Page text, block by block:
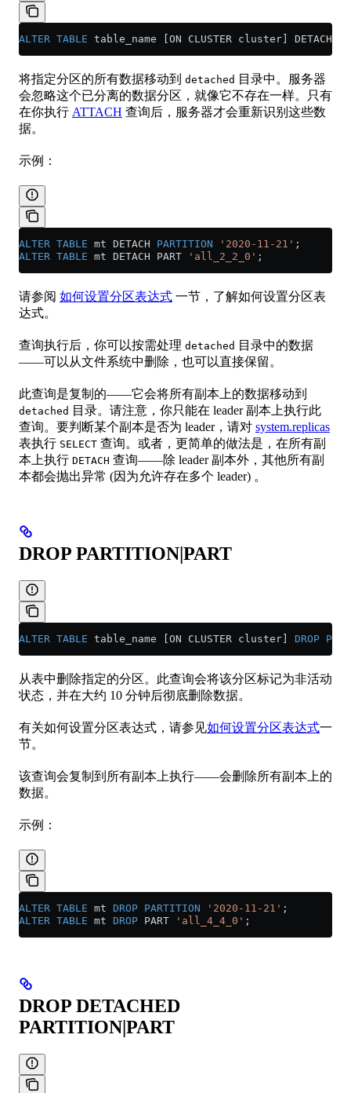
ALTER TABLE table_name [ON CLUSTER cluster] DETACH
将指定分区的所有数据移动到 detached 目录中。服务器
会忽略这个已分离的数据分区，就像它不存在一样。只有
在你执行 ATTACH 查询后，服务器才会重新识别这些数
据。
示例：
ALTER TABLE mt DETACH PARTITION '2020-11-21' ;
ALTER TABLE mt DETACH PART 'all_2_2_0' ;
请参阅 如何设置分区表达式 一节，了解如何设置分区表
达式。
查询执行后，你可以按需处理 detached 目录中的数据
——可以从文件系统中删除，也可以直接保留。
此查询是复制的——它会将所有副本上的数据移动到
detached 目录。请注意，你只能在 leader 副本上执行此
查询。要判断某个副本是否为 leader，请对 system.replicas
表执行 SELECT 查询。或者，更简单的做法是，在所有副
本上执行 DETACH 查询——除 leader 副本外，其他所有副
本都会抛出异常 (因为允许存在多个 leader) 。
DROP PARTITION|PART
ALTER TABLE table_name [ON CLUSTER cluster] DROP
从表中删除指定的分区。此查询会将该分区标记为非活动
状态，并在大约 10 分钟后彻底删除数据。
有关如何设置分区表达式，请参见如何设置分区表达式一
节。
该查询会复制到所有副本上执行——会删除所有副本上的
数据。
示例：
ALTER TABLE mt DROP PARTITION '2020-11-21' ;
ALTER TABLE mt DROP PART 'all_4_4_0' ;
DROP DETACHED
PARTITION|PART